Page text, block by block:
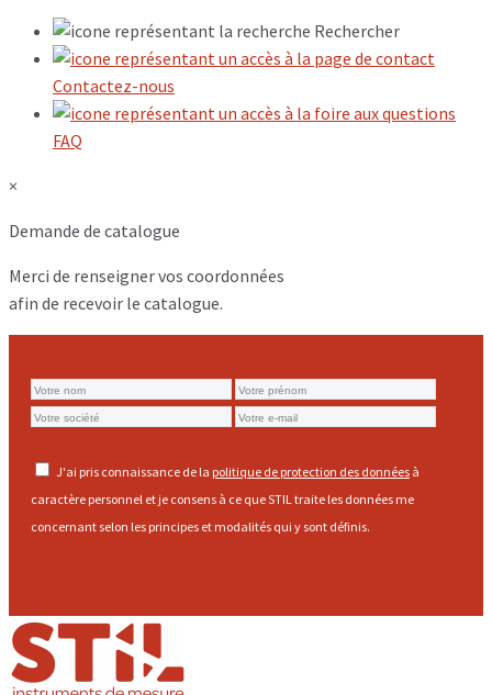
Rechercher
Contactez-nous
FAQ
×
Demande de catalogue
Merci de renseigner vos coordonnées
afin de recevoir le catalogue.
J'ai pris connaissance de la politique de protection des données à
caractère personnel et je consens à ce que STIL traite les données me
concernant selon les principes et modalités qui y sont définis.